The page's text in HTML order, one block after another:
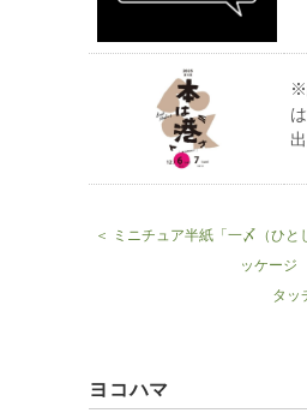
※
＜ ミニチュア半紙「一〆（ひと
ッケージ
タッ
ヨコハマ